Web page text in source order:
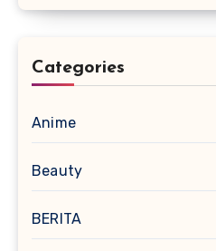
Categories
Anime
Beauty
BERITA